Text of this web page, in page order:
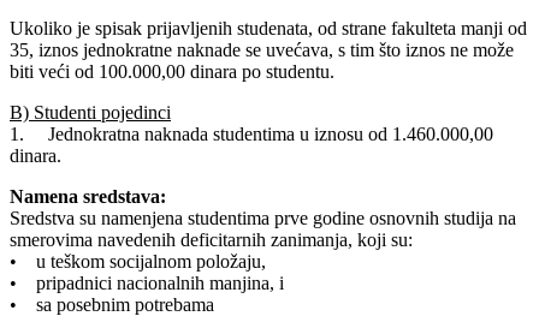
Ukoliko je spisak prijavljenih studenata, od strane fakulteta manji od
35, iznos jednokratne naknade se uvećava, s tim što iznos ne može
biti veći od 100.000,00 dinara po studentu.
B) Studenti pojedinci
1. Jednokratna naknada studentima u iznosu od 1.460.000,00
dinara.
Namena sredstava:
Sredstva su namenjena studentima prve godine osnovnih studija na
smerovima navedenih deficitarnih zanimanja, koji su:
• u teškom socijalnom položaju,
• pripadnici nacionalnih manjina, i
• sa posebnim potrebama